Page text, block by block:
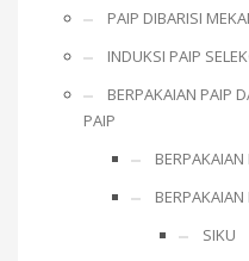
PAIP DIBARISI
INDUKSI PAIP
BERPAKAIAN PAIP
PAIP
BERPAKAIAN
SIKU